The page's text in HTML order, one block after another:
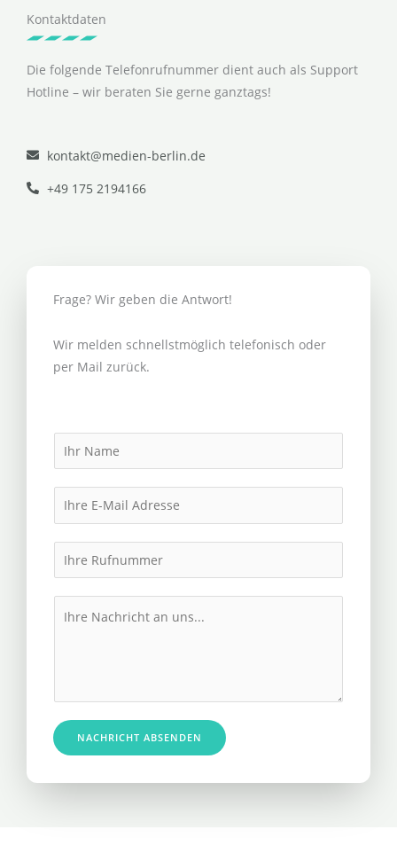
Kontaktdaten
Die folgende Telefonrufnummer dient auch als Support
Hotline – wir beraten Sie gerne ganztags!
kontakt@medien-berlin.de
+49 175 2194166
Frage? Wir geben die Antwort!
Wir melden schnellstmöglich telefonisch oder
per Mail zurück.
a
m
m
a
h
r
n
u
m
e
NACHRICHT ABSENDEN